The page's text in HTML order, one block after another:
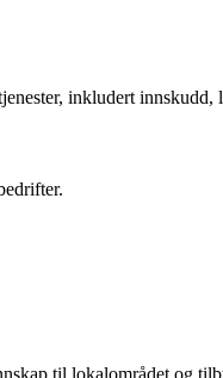
inkludert innskudd,
til lokalområdet og